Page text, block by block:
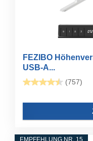
FEZIBO
USB-A...
(757)
EMPFEHLUNG NR. 15